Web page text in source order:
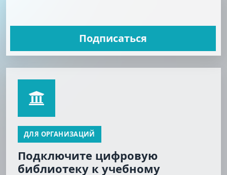
Подписаться
ДЛЯ ОРГАНИЗАЦИЙ
Подключите цифровую
библиотеку к учебному